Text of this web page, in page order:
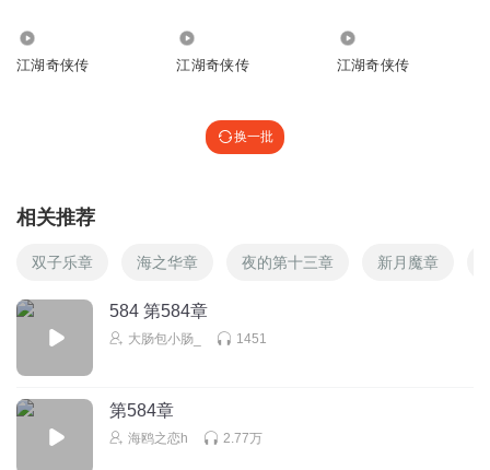
江湖奇侠传 江湖奇侠传 江湖奇侠传
换一批
相关推荐
双子乐章 海之华章 夜的第十三章 新月魔章
584 第584章
大肠包小肠_ 1451
第584章
海鸥之恋h 2.77万